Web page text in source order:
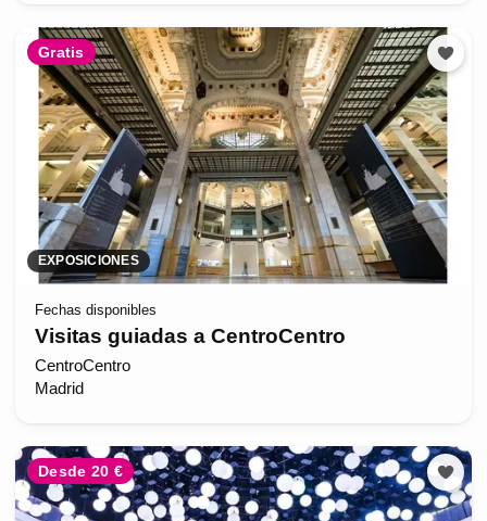
Gratis
EXPOSICIONES
Fechas disponibles
Visitas guiadas a CentroCentro
CentroCentro
Madrid
Desde 20 €